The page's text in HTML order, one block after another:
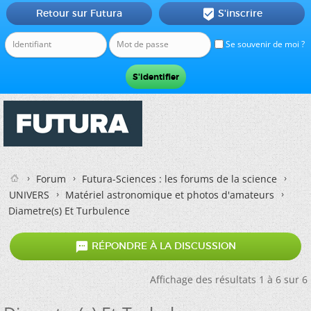
Se souvenir de moi ?
Retour sur Futura  S'inscrire
Forum
Futura-Sciences : les forums de la science
UNIVERS
Matériel astronomique et photos d'amateurs
Diametre(s) Et Turbulence
 RÉPONDRE À LA DISCUSSION
Affichage des résultats 1 à 6 sur 6